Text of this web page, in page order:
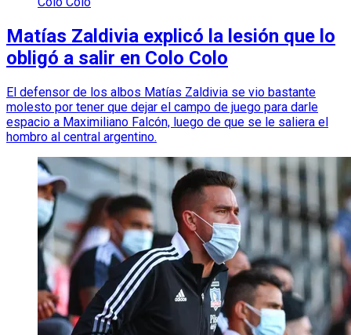
Matías Zaldivia explicó la lesión que lo
obligó a salir en Colo Colo
El defensor de los albos Matías Zaldivia se vio bastante
molesto por tener que dejar el campo de juego para darle
espacio a Maximiliano Falcón, luego de que se le saliera el
hombro al central argentino.